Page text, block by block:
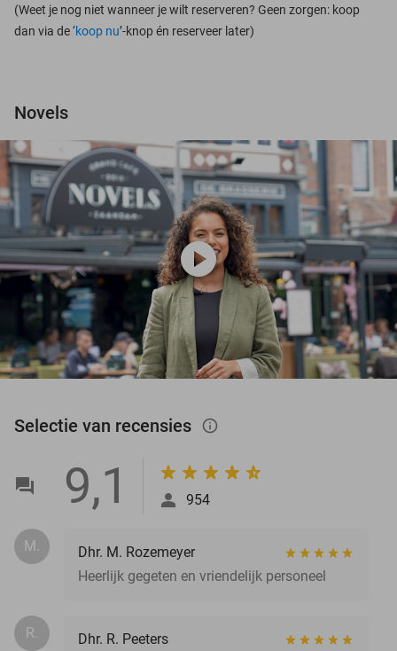
(Weet je nog niet wanneer je wilt reserveren? Geen zorgen: koop
dan via de ‘koop nu’-knop én reserveer later)
Novels
play_circle
Selectie van recensies info_outlined
9,1 954
M.
Dhr. M. Rozemeyer
Heerlijk gegeten en vriendelijk personeel
R.
Dhr. R. Peeters